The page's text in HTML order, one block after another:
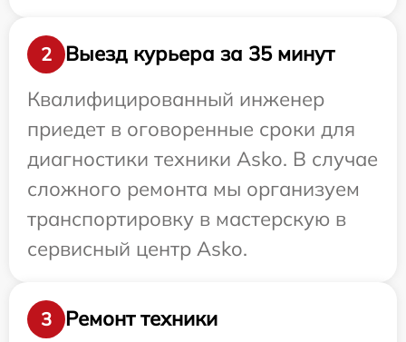
2
Выезд курьера за 35 минут
Квалифицированный инженер
приедет в оговоренные сроки для
диагностики техники Asko. В случае
сложного ремонта мы организуем
транспортировку в мастерскую в
сервисный центр Asko.
3 Ремонт техники